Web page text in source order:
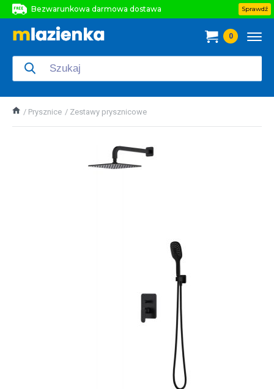
Bezwarunkowa darmowa dostawa
Bezwarunkowa darmowa dostawa
Sprawdź
0
Prysznice Zestawy prysznicowe